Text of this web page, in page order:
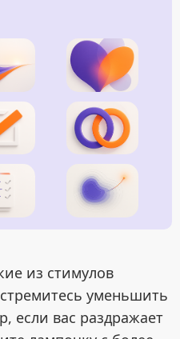
из стимулов
уменьшить
если вас раздражает